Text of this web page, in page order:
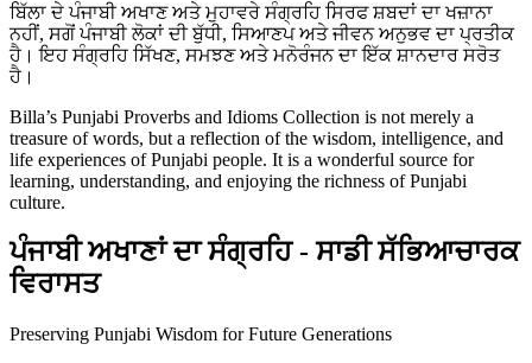
ਬਿੱਲਾ ਦੇ ਪੰਜਾਬੀ ਅਖਾਣ ਅਤੇ ਮੁਹਾਵਰੇ ਸੰਗ੍ਰਹਿ ਸਿਰਫ ਸ਼ਬਦਾਂ ਦਾ ਖਜ਼ਾਨਾ
ਨਹੀਂ, ਸਗੋਂ ਪੰਜਾਬੀ ਲੋਕਾਂ ਦੀ ਬੁੱਧੀ, ਸਿਆਣਪ ਅਤੇ ਜੀਵਨ ਅਨੁਭਵ ਦਾ ਪ੍ਰਤੀਕ
ਹੈ। ਇਹ ਸੰਗ੍ਰਹਿ ਸਿੱਖਣ, ਸਮਝਣ ਅਤੇ ਮਨੋਰੰਜਨ ਦਾ ਇੱਕ ਸ਼ਾਨਦਾਰ ਸਰੋਤ
ਹੈ।
Billa’s Punjabi Proverbs and Idioms Collection is not merely a
treasure of words, but a reflection of the wisdom, intelligence, and
life experiences of Punjabi people. It is a wonderful source for
learning, understanding, and enjoying the richness of Punjabi
culture.
ਪੰਜਾਬੀ ਅਖਾਣਾਂ ਦਾ ਸੰਗ੍ਰਹਿ - ਸਾਡੀ ਸੱਭਿਆਚਾਰਕ
ਵਿਰਾਸਤ
Preserving Punjabi Wisdom for Future Generations